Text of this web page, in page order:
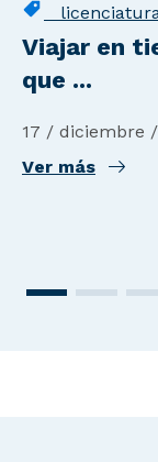
Viajar en
que ...
17 / diciembre /
Ver más